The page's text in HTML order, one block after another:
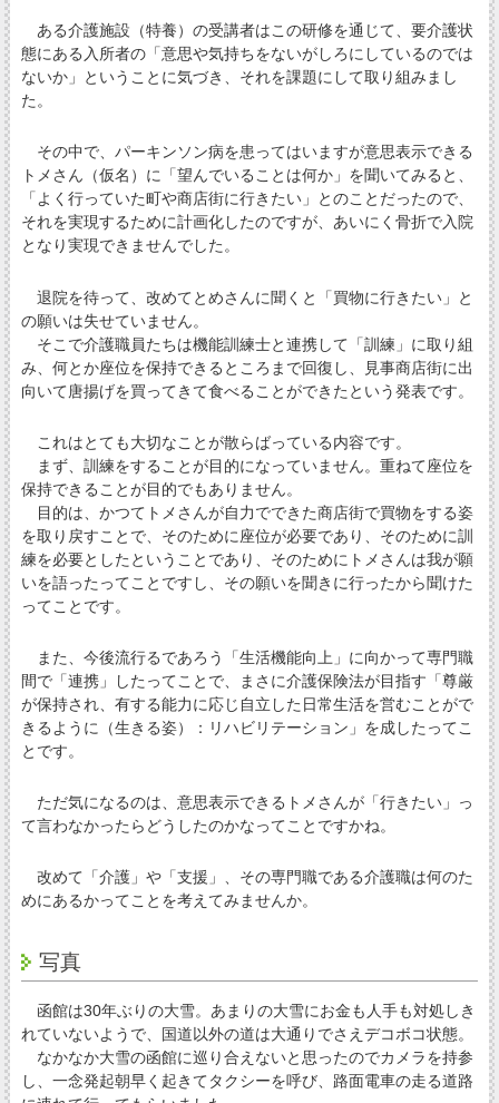
ある介護施設（特養）の受講者はこの研修を通じて、要介護状
態にある入所者の「意思や気持ちをないがしろにしているのでは
ないか」ということに気づき、それを課題にして取り組みまし
た。
その中で、パーキンソン病を患ってはいますが意思表示できる
トメさん（仮名）に「望んでいることは何か」を聞いてみると、
「よく行っていた町や商店街に行きたい」とのことだったので、
それを実現するために計画化したのですが、あいにく骨折で入院
となり実現できませんでした。
退院を待って、改めてとめさんに聞くと「買物に行きたい」と
の願いは失せていません。
そこで介護職員たちは機能訓練士と連携して「訓練」に取り組
み、何とか座位を保持できるところまで回復し、見事商店街に出
向いて唐揚げを買ってきて食べることができたという発表です。
これはとても大切なことが散らばっている内容です。
まず、訓練をすることが目的になっていません。重ねて座位を
保持できることが目的でもありません。
目的は、かつてトメさんが自力でできた商店街で買物をする姿
を取り戻すことで、そのために座位が必要であり、そのために訓
練を必要としたということであり、そのためにトメさんは我が願
いを語ったってことですし、その願いを聞きに行ったから聞けた
ってことです。
また、今後流行るであろう「生活機能向上」に向かって専門職
間で「連携」したってことで、まさに介護保険法が目指す「尊厳
が保持され、有する能力に応じ自立した日常生活を営むことがで
きるように（生きる姿）：リハビリテーション」を成したってこ
とです。
ただ気になるのは、意思表示できるトメさんが「行きたい」っ
て言わなかったらどうしたのかなってことですかね。
改めて「介護」や「支援」、その専門職である介護職は何のた
めにあるかってことを考えてみませんか。
写真
函館は30年ぶりの大雪。あまりの大雪にお金も人手も対処しき
れていないようで、国道以外の道は大通りでさえデコボコ状態。
なかなか大雪の函館に巡り合えないと思ったのでカメラを持参
し、一念発起朝早く起きてタクシーを呼び、路面電車の走る道路